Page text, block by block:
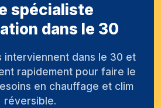
spécialiste
dans le 30
interviennent dans le 30 et
rapidement pour faire le
en chauffage et clim
réversible.